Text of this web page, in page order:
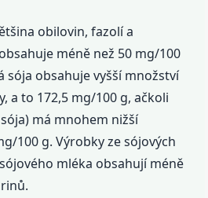
obilovin, fazolí a
méně než 50 mg/100
sója obsahuje vyšší množství
a to 172,5 mg/100 g, ačkoli
má mnohem nižší
100 g. Výrobky ze sójových
mléka obsahují méně